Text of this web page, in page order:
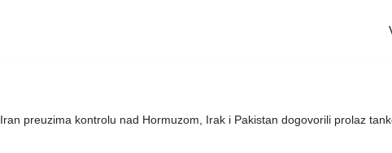
Iran preuzima kontrolu nad Hormuzom, Irak i Pakistan dogovorili prolaz